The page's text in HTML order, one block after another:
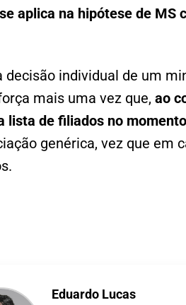
aplica na hipótese de MS
decisão individual de um
mais uma vez que, ao
lista de filiados no
genérica, vez que em
Eduardo Lucas